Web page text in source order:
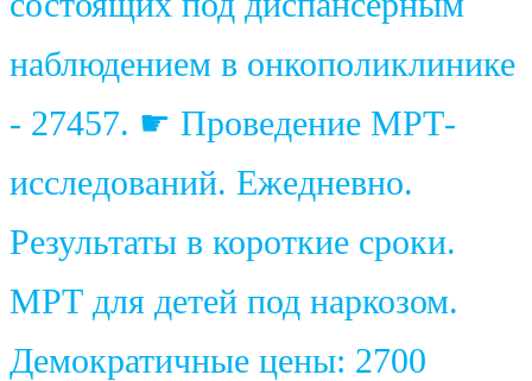
наблюдением в онкополиклинике
- 27457. ☛ Проведение МРТ-
исследований. Ежедневно.
Результаты в короткие сроки.
МРТ для детей под наркозом.
Демократичные цены: 2700